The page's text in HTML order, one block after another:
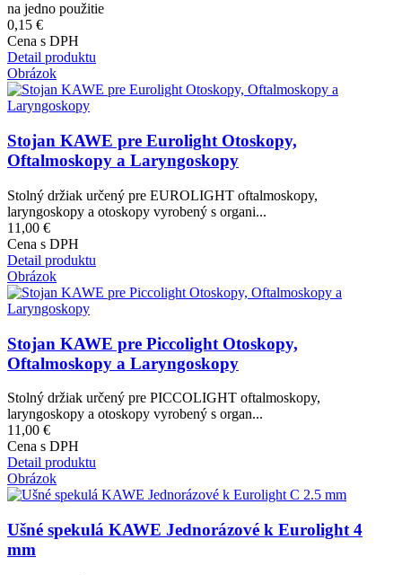
na jedno použitie
0,15 €
Cena s DPH
Detail produktu
Obrázok
Stojan KAWE pre Eurolight Otoskopy,
Oftalmoskopy a Laryngoskopy
Stolný držiak určený pre EUROLIGHT oftalmoskopy,
laryngoskopy a otoskopy vyrobený s organi...
11,00 €
Cena s DPH
Detail produktu
Obrázok
Stojan KAWE pre Piccolight Otoskopy,
Oftalmoskopy a Laryngoskopy
Stolný držiak určený pre PICCOLIGHT oftalmoskopy,
laryngoskopy a otoskopy vyrobený s organ...
11,00 €
Cena s DPH
Detail produktu
Obrázok
Ušné spekulá KAWE Jednorázové k Eurolight 4
mm